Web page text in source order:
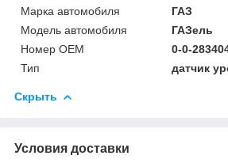
Марка автомобиля
ГАЗ
Модель автомобиля
ГАЗель
Номер OEM
0-0-
Тип
датчик
Скрыть
Условия доставки